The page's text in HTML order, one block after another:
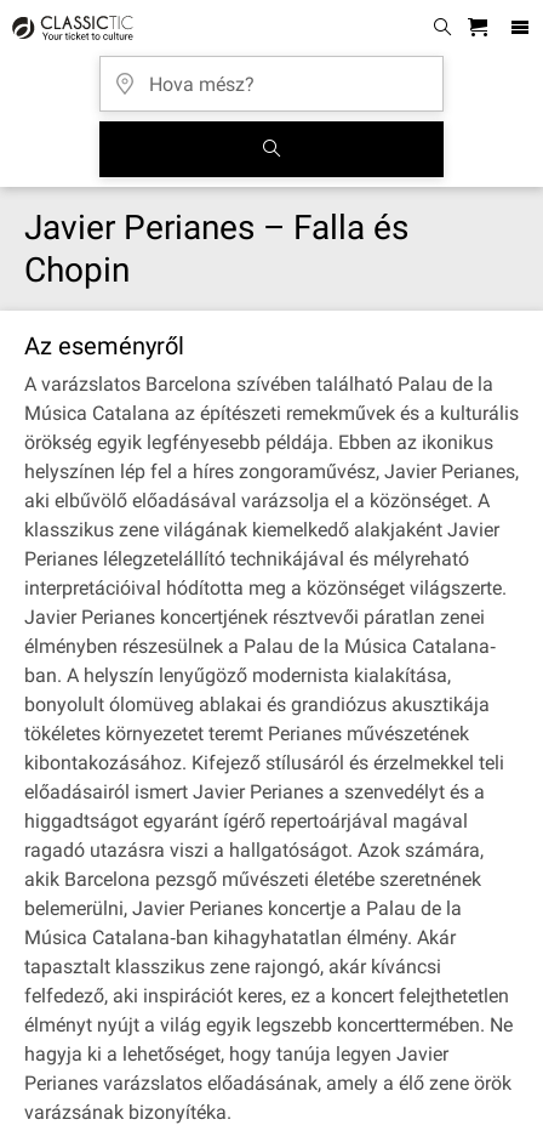
Javier Perianes – Falla és
Chopin
Az eseményről
A varázslatos Barcelona szívében található Palau de la
Música Catalana az építészeti remekművek és a kulturális
örökség egyik legfényesebb példája. Ebben az ikonikus
helyszínen lép fel a híres zongoraművész, Javier Perianes,
aki elbűvölő előadásával varázsolja el a közönséget. A
klasszikus zene világának kiemelkedő alakjaként Javier
Perianes lélegzetelállító technikájával és mélyreható
interpretációival hódította meg a közönséget világszerte.
Javier Perianes koncertjének résztvevői páratlan zenei
élményben részesülnek a Palau de la Música Catalana‐
ban. A helyszín lenyűgöző modernista kialakítása,
bonyolult ólomüveg ablakai és grandiózus akusztikája
tökéletes környezetet teremt Perianes művészetének
kibontakozásához. Kifejező stílusáról és érzelmekkel teli
előadásairól ismert Javier Perianes a szenvedélyt és a
higgadtságot egyaránt ígérő repertoárjával magával
ragadó utazásra viszi a hallgatóságot. Azok számára,
akik Barcelona pezsgő művészeti életébe szeretnének
belemerülni, Javier Perianes koncertje a Palau de la
Música Catalana‐ban kihagyhatatlan élmény. Akár
tapasztalt klasszikus zene rajongó, akár kíváncsi
felfedező, aki inspirációt keres, ez a koncert felejthetetlen
élményt nyújt a világ egyik legszebb koncerttermében. Ne
hagyja ki a lehetőséget, hogy tanúja legyen Javier
Perianes varázslatos előadásának, amely a élő zene örök
varázsának bizonyítéka.